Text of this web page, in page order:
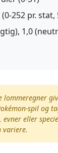
252 pr. stat,
1,0
lommeregner
spil og
eller
variere.